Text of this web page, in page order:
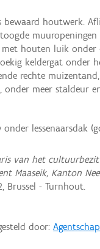
bewaard houtwerk.
muuropeningen
met houten luik
keldergat onder
rechte
onder meer staldeur
lessenaarsdak
van het
Maaseik, Kanton
Brussel - Turnhout.
door: